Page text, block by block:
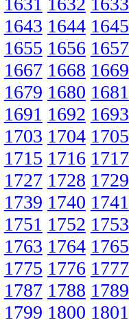
1643 1644 1645
1655 1656 1657
1667 1668 1669
1679 1680 1681
1691 1692 1693
1703 1704 1705
1715 1716 1717
1727 1728 1729
1739 1740 1741
1751 1752 1753
1763 1764 1765
1775 1776 1777
1787 1788 1789
1799 1800 1801